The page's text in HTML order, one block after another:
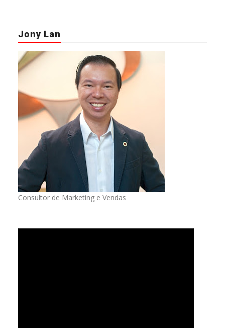
Jony Lan
Consultor de Marketing e Vendas